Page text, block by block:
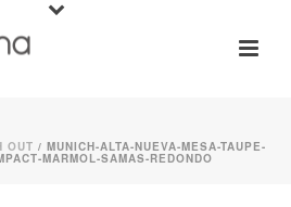
OUT / MUNICH-ALTA-NUEVA-MESA-TAUPE-
MARMOL-SAMAS-REDONDO